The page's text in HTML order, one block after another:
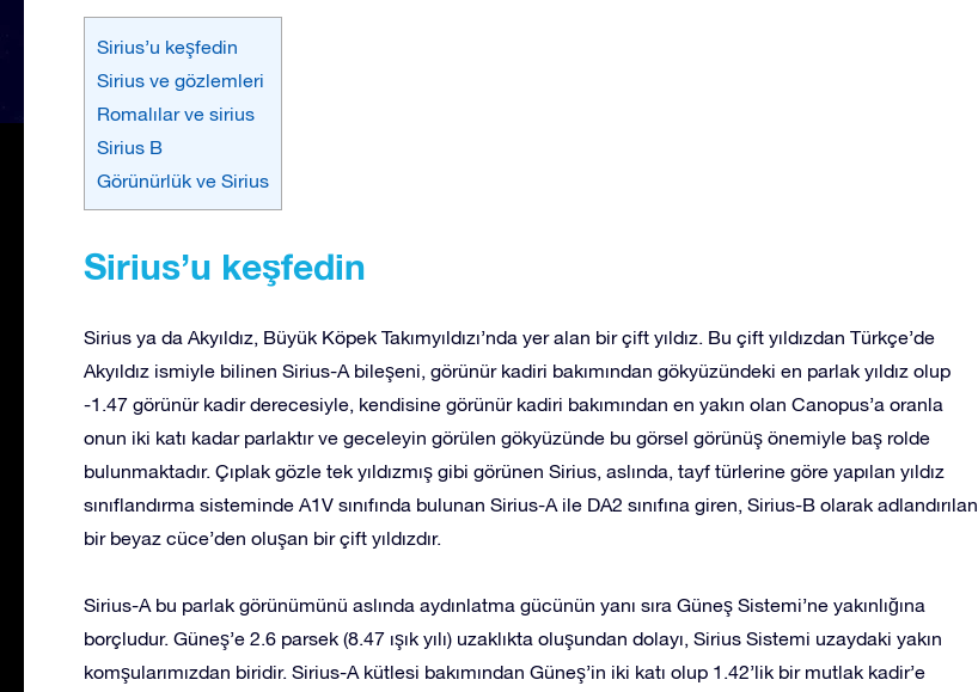
Sirius’u keşfedin
Sirius ve gözlemleri
Romalılar ve sirius
Sirius B
Görünürlük ve Sirius
Sirius’u keşfedin
Sirius ya da Akyıldız, Büyük Köpek Takımyıldızı’nda yer alan bir çift yıldız. Bu çift yıldızdan Türkçe’de
Akyıldız ismiyle bilinen Sirius-A bileşeni, görünür kadiri bakımından gökyüzündeki en parlak yıldız olup
-1.47 görünür kadir derecesiyle, kendisine görünür kadiri bakımından en yakın olan Canopus’a oranla
onun iki katı kadar parlaktır ve geceleyin görülen gökyüzünde bu görsel görünüş önemiyle baş rolde
bulunmaktadır. Çıplak gözle tek yıldızmış gibi görünen Sirius, aslında, tayf türlerine göre yapılan yıldız
sınıflandırma sisteminde A1V sınıfında bulunan Sirius-A ile DA2 sınıfına giren, Sirius-B olarak adlandırılan
bir beyaz cüce’den oluşan bir çift yıldızdır.
Sirius-A bu parlak görünümünü aslında aydınlatma gücünün yanı sıra Güneş Sistemi’ne yakınlığına
borçludur. Güneş’e 2.6 parsek (8.47 ışık yılı) uzaklıkta oluşundan dolayı, Sirius Sistemi uzaydaki yakın
komşularımızdan biridir. Sirius-A kütlesi bakımından Güneş’in iki katı olup 1.42’lik bir mutlak kadir’e